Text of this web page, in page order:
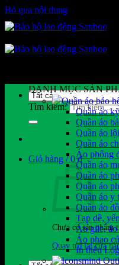
Bỏ qua nội dung
Tìm kiếm:
Giỏ hàng /0₫
Chưa có sản phẩm
Quay trở lại cửa
DANH MỤC SẢN
Quần áo bảo
Quần áo
Quần áo
Quần áo
Quần áo
Áo phông
Quần áo
Quần áo
Quần áo
Quần áo y
Quần áo
Tạp dề,
Áo gile, áo
Áo phao
In thêu